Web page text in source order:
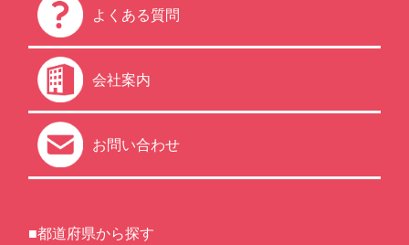
よくある質問
会社案内
お問い合わせ
■都道府県から探す